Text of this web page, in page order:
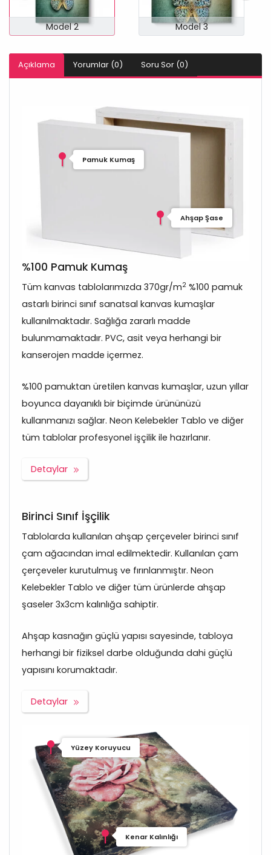
Model 2 Model 3
Açıklama Yorumlar (0) Soru Sor (0)
Pamuk Kumaş
Ahşap Şase
%100 Pamuk Kumaş
Tüm kanvas tablolarımızda 370gr/m2 %100 pamuk
astarlı birinci sınıf sanatsal kanvas kumaşlar
kullanılmaktadır. Sağlığa zararlı madde
bulunmamaktadır. PVC, asit veya herhangi bir
kanserojen madde içermez.
%100 pamuktan üretilen kanvas kumaşlar, uzun yıllar
boyunca dayanıklı bir biçimde ürününüzü
kullanmanızı sağlar. Neon Kelebekler Tablo ve diğer
tüm tablolar profesyonel işçilik ile hazırlanır.
Detaylar
Birinci Sınıf İşçilik
Tablolarda kullanılan ahşap çerçeveler birinci sınıf
çam ağacından imal edilmektedir. Kullanılan çam
çerçeveler kurutulmuş ve fırınlanmıştır. Neon
Kelebekler Tablo ve diğer tüm ürünlerde ahşap
şaseler 3x3cm kalınlığa sahiptir.
Ahşap kasnağın güçlü yapısı sayesinde, tabloya
herhangi bir fiziksel darbe olduğunda dahi güçlü
yapısını korumaktadır.
Detaylar
Yüzey Koruyucu
Kenar Kalınlığı